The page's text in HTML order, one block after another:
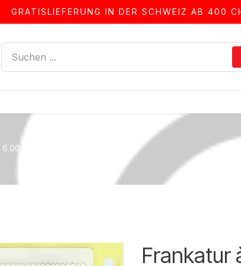
GRATISLIEFERUNG IN DER SCHWEIZ AB 400
(auf Etiketten)
Frankatur